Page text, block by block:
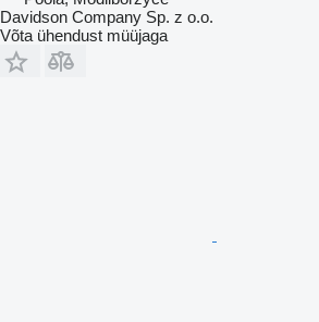
Davidson Company Sp. z o.o.
Võta ühendust müüjaga